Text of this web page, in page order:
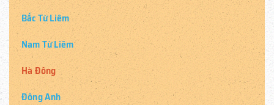
Bắc Từ Liêm
Nam Từ Liêm
Hà Đông
Đông Anh